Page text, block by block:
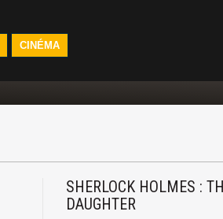
CINÉMA
SHERLOCK HOLMES :
DAUGHTER